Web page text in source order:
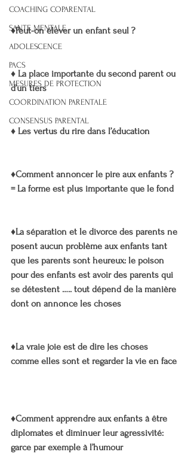
COACHING COPARENTAL
SANTE MENTALE
ADOLESCENCE
PACS
MESURES DE PROTECTION
COORDINATION PARENTALE
CONSENSUS PARENTAL
♦️Peut-on élever un enfant seul ?
♦️ La place importante du second parent ou
d’un tiers
♦️ Les vertus du rire dans l’éducation
♦️Comment annoncer le pire aux enfants ?
= La forme est plus importante que le fond
♦️La séparation et le divorce des parents ne
posent aucun problème aux enfants tant
que les parents sont heureux: le poison
pour des enfants est avoir des parents qui
se détestent ….. tout dépend de la manière
dont on annonce les choses
♦️La vraie joie est de dire les choses
comme elles sont et regarder la vie en face
♦️Comment apprendre aux enfants à être
diplomates et diminuer leur agressivité:
garce par exemple à l’humour